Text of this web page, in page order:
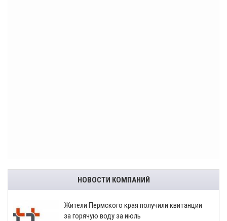
НОВОСТИ КОМПАНИЙ
​Жители Пермского края получили квитанции
за горячую воду за июль